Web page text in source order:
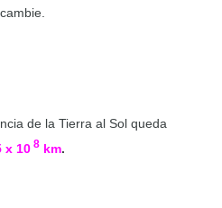
de la Tierra al Sol queda
x 10 8 km.